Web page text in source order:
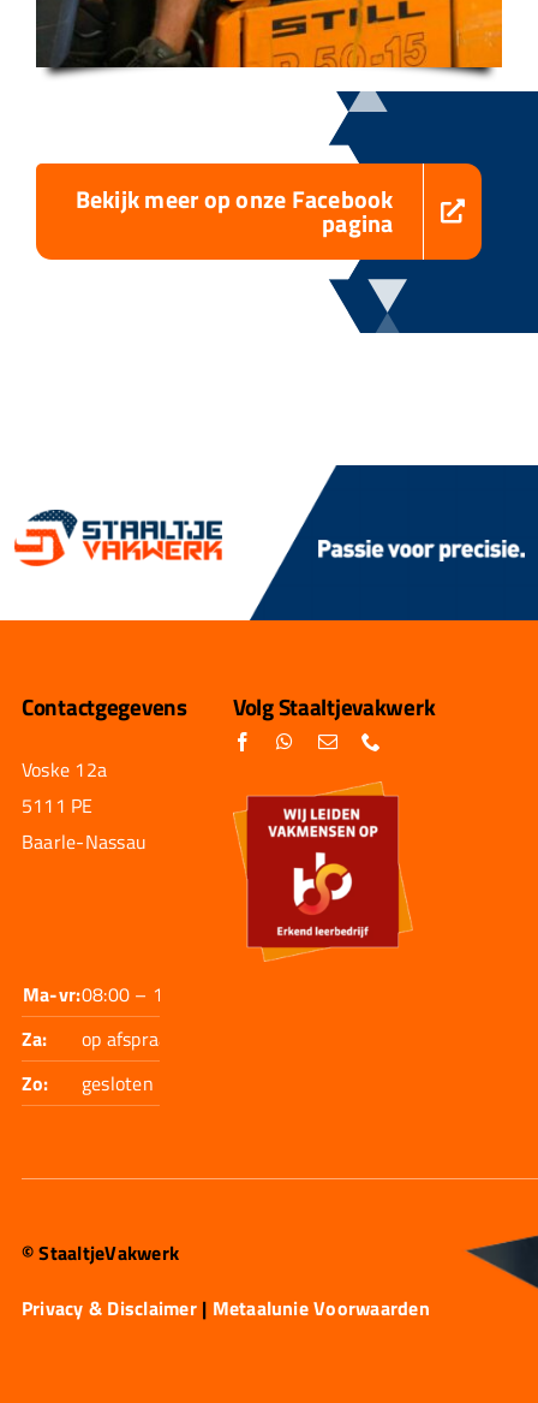
Bekijk meer op onze Facebook
pagina
Contactgegevens
Voske 12a
5111 PE
Baarle-Nassau
Ma-vr:08:00 – 17:30
Za:
op afspraak
Zo:
gesloten
Volg Staaltjevakwerk
© StaaltjeVakwerk
Privacy & Disclaimer| Metaalunie Voorwaarden